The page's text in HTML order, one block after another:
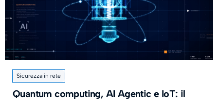
Sicurezza in rete
Quantum computing, AI Agentic e IoT: il